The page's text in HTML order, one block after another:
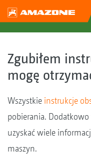
Zgubiłem
mogę
Wszystkie instrukcje
pobierania.
uzyskać wiele
maszyn.